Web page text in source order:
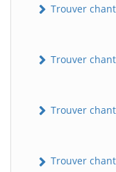
Trouver
Trouver
Trouver
Trouver